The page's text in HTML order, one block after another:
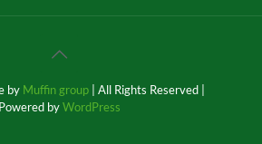
by Muffin group| All Rights Reserved |
Powered byWordPress